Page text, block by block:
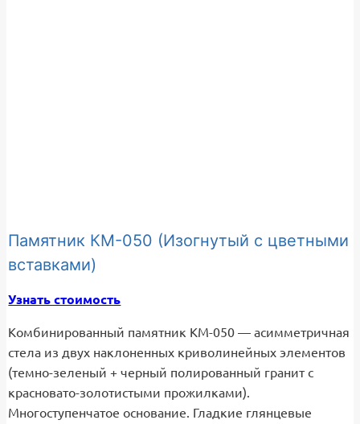
Памятник КМ-050 (Изогнутый с цветными
вставками)
Узнать стоимость
Комбинированный памятник КМ-050 — асимметричная
стела из двух наклоненных криволинейных элементов
(темно-зеленый + черный полированный гранит с
красновато-золотистыми прожилками).
Многоступенчатое основание. Гладкие глянцевые